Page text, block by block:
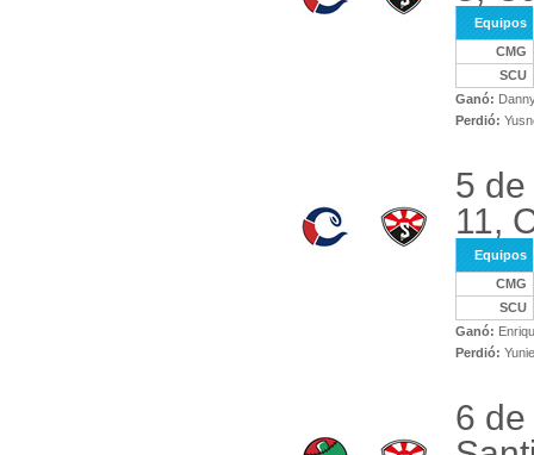
Equipos
CMG
SCU
Ganó:
Perdió:
5
11,
Equipos
CMG
SCU
Ganó:
Perdió:
6